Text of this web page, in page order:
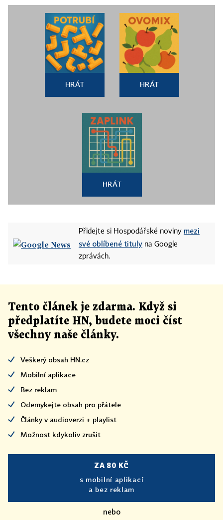
HRÁT HRÁT
HRÁT
Přidejte si Hospodářské noviny mezi
své oblíbené tituly na Google
zprávách.
Tento článek je zdarma. Když si
předplatíte HN, budete moci číst
všechny naše články.
Veškerý obsah HN.cz
Mobilní aplikace
Bez reklam
Odemykejte obsah pro přátele
Články v audioverzi + playlist
Možnost kdykoliv zrušit
ZA 80 KČ
s mobilní aplikací
a bez reklam
nebo